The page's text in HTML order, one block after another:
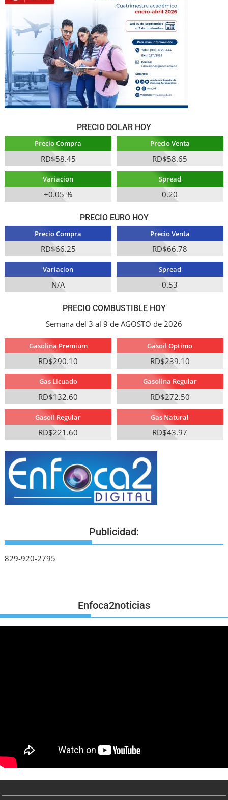
PRECIO DOLAR HOY
Precio Compra
RD$58.45
Precio Venta
RD$58.65
Variacion
+0.05 %
Spread
0.20
PRECIO EURO HOY
Precio Compra
RD$66.25
Precio Venta
RD$66.78
Variacion
N/A
Spread
0.53
PRECIO COMBUSTIBLE HOY
Semana del 3 al 9 de AGOSTO de 2026
Gasolina Premium
RD$290.10
Gasoil Optimo
RD$239.10
Gas Licuado
RD$132.60
Gasolina Regular
RD$272.50
Gasoil Regular
RD$221.60
Gas Natural
RD$43.97
Publicidad:
829-920-2795
Enfoca2noticias